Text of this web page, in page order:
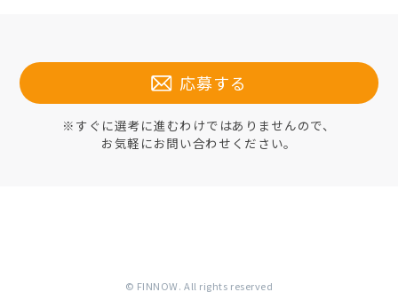
応募する
※すぐに選考に進むわけではありませんので、
お気軽にお問い合わせください。
© FINNOW. All rights reserved